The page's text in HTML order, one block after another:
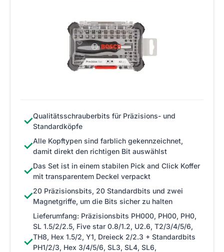
✓Qualitätsschrauberbits für Präzisions- und
Standardköpfe
✓Alle Kopftypen sind farblich gekennzeichnet,
damit direkt den richtigen Bit auswählst
✓Das Set ist in einem stabilen Pick and Click Koffer
mit transparentem Deckel verpackt
✓20 Präzisionsbits, 20 Standardbits und zwei
Magnetgriffe, um die Bits sicher zu halten
✓
Lieferumfang: Präzisionsbits PH000, PH00, PH0,
SL 1.5/2/2.5, Five star 0.8/1.2, U2.6, T2/3/4/5/6,
TH8, Hex 1.5/2, Y1, Dreieck 2/2.3 + Standardbits
PH1/2/3, Hex 3/4/5/6, SL3, SL4, SL6,